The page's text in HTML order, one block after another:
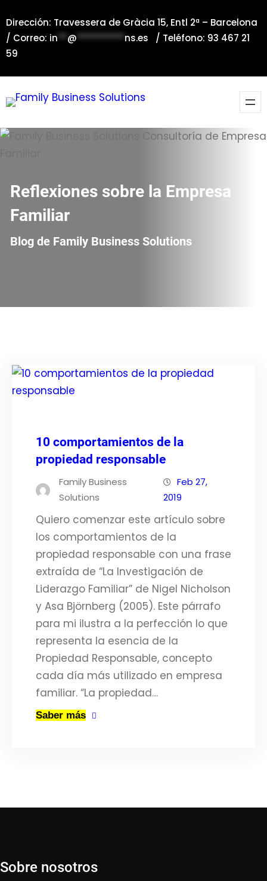
al
contenido
Dirección: Travessera de Gràcia 15, Entl 2ª – Barcelona
/ Correo: in**@**********ns.es / Teléfono: 93 467 21
59
Reflexiones sobre la Empresa
Familiar
Blog de Family Business Solutions
10 comportamientos de la
propiedad responsable
Family Business
Solutions
Feb 27,
2019
Quiero comenzar este artículo sobre
los comportamientos de la
propiedad responsable con una frase
extraída de “La Investigación de
Liderazgo Familiar” de Nigel Nicholson
y Asa Björnberg (2005). Este párrafo
para mi ilustra a la perfección lo que
representa la esencia de la
Propiedad Responsable, concepto
cada día más utilizado en empresa
familiar. “La propiedad…
Saber más
Sobre nosotros